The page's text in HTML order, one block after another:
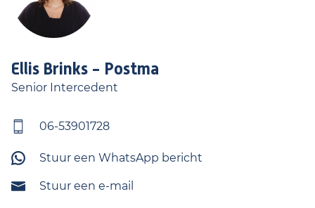
Ellis Brinks - Postma
Senior Intercedent
06-53901728
Stuur een WhatsApp bericht
Stuur een e-mail